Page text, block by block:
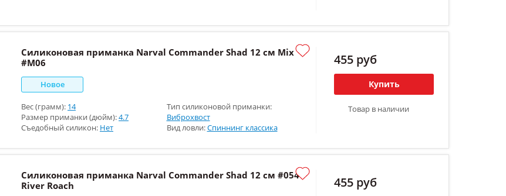
Силиконовая приманка Narval Commander Shad 12 см Mix
#M06
Новое
Вес (грамм): 14
Размер приманки (дюйм):4.7
Съедобный силикон: Нет
Тип силиконовой приманки:
Виброхвост
Вид ловли:Спиннинг классика
455 руб
Купить
Товар в наличии
Силиконовая приманка Narval Commander Shad 12 см #054
River Roach
455 руб